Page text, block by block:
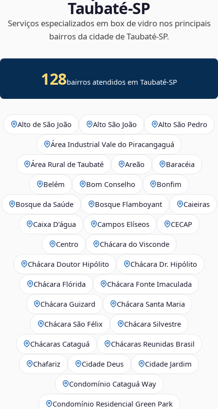
Taubaté‑SP
Serviços especializados em box de vidro nos principais
bairros da cidade de Taubaté‑SP.
128bairros atendidos em Taubaté-SP
Alto de São João Alto São João Alto São Pedro
Área Industrial Vale do Piracangaguá
Área Rural de Taubaté Areão Baracéia
Belém Bom Conselho Bonfim
Bosque da Saúde Bosque Flamboyant Caieiras
Caixa D’água Campos Elíseos CECAP
Centro Chácara do Visconde
Chácara Doutor Hipólito Chácara Dr. Hipólito
Chácara Flórida Chácara Fonte Imaculada
Chácara Guizard Chácara Santa Maria
Chácara São Félix Chácara Silvestre
Chácaras Cataguá Chácaras Reunidas Brasil
Chafariz Cidade Deus Cidade Jardim
Condomínio Cataguá Way
Condomínio Residencial Green Park